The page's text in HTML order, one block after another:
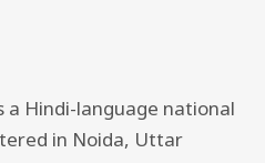
a Hindi-language national
in Noida, Uttar